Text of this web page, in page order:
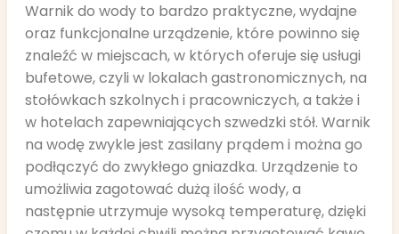
Warnik do wody to bardzo praktyczne, wydajne
oraz funkcjonalne urządzenie, które powinno się
znaleźć w miejscach, w których oferuje się usługi
bufetowe, czyli w lokalach gastronomicznych, na
stołówkach szkolnych i pracowniczych, a także i
w hotelach zapewniających szwedzki stół. Warnik
na wodę zwykle jest zasilany prądem i można go
podłączyć do zwykłego gniazdka. Urządzenie to
umożliwia zagotować dużą ilość wody, a
następnie utrzymuje wysoką temperaturę, dzięki